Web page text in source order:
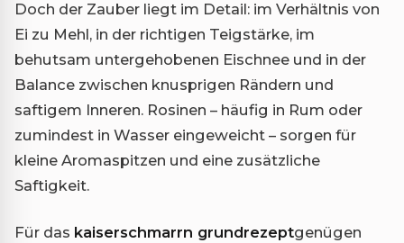
Doch der Zauber liegt im Detail: im Verhältnis von
Ei zu Mehl, in der richtigen Teigstärke, im
behutsam untergehobenen Eischnee und in der
Balance zwischen knusprigen Rändern und
saftigem Inneren. Rosinen – häufig in Rum oder
zumindest in Wasser eingeweicht – sorgen für
kleine Aromaspitzen und eine zusätzliche
Saftigkeit.
Für das kaiserschmarrn grundrezeptgenügen